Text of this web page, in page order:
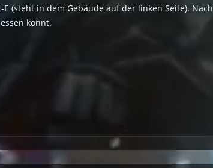
(steht in dem Gebäude auf der linken Seite). Nach
könnt.